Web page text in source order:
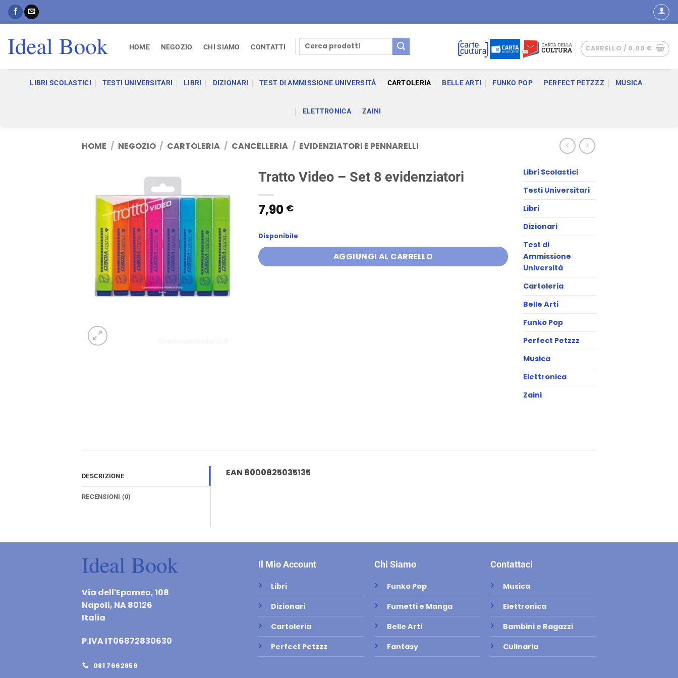
Salta
HOME NEGOZIO CHI SIAMO CONTATTI
Cerca:
CARRELLO / 0,00 €
LIBRI SCOLASTICI TESTI UNIVERSITARI LIBRI DIZIONARI TEST DI AMMISSIONE UNIVERSITÀ CARTOLERIA BELLE ARTI FUNKO POP PERFECT PETZZZ MUSICA
ELETTRONICA ZAINI
HOME / NEGOZIO / CARTOLERIA / CANCELLERIA / EVIDENZIATORI E PENNARELLI
Tratto Video – Set 8 evidenziatori
7,90 €
Disponibile
AGGIUNGI AL CARRELLO
Libri Scolastici
Testi Universitari
Libri
Dizionari
Test di
Ammissione
Università
Cartoleria
Belle Arti
Funko Pop
Perfect Petzzz
Musica
Elettronica
Zaini
DESCRIZIONE
RECENSIONI (0)
EAN 8000825035135
Via dell'Epomeo, 108
Napoli, NA 80126
Italia
P.IVA IT06872830630
081 7662859
Il Mio Account
Libri
Dizionari
Cartoleria
Perfect Petzzz
Chi Siamo
Funko Pop
Fumetti e Manga
Belle Arti
Fantasy
Contattaci
Musica
Elettronica
Bambini e Ragazzi
Culinaria